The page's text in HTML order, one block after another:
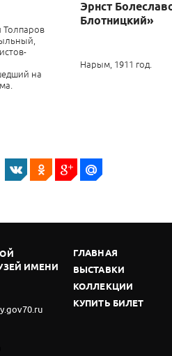
Толпаров
на
Эрнст
Блотницкий»
Нарым, 1911 год.
ИМЕНИ
ГЛАВНАЯ
ВЫСТАВКИ
КОЛЛЕКЦИИ
КУПИТЬ БИЛЕТ